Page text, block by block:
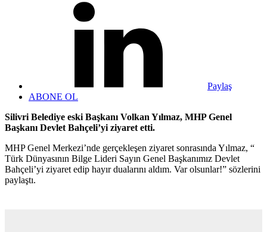
Paylaş
ABONE OL
Silivri Belediye eski Başkanı Volkan Yılmaz, MHP Genel
Başkanı Devlet Bahçeli’yi ziyaret etti.
MHP Genel Merkezi’nde gerçekleşen ziyaret sonrasında Yılmaz, “
Türk Dünyasının Bilge Lideri Sayın Genel Başkanımız Devlet
Bahçeli’yi ziyaret edip hayır dualarını aldım. Var olsunlar!” sözlerini
paylaştı.